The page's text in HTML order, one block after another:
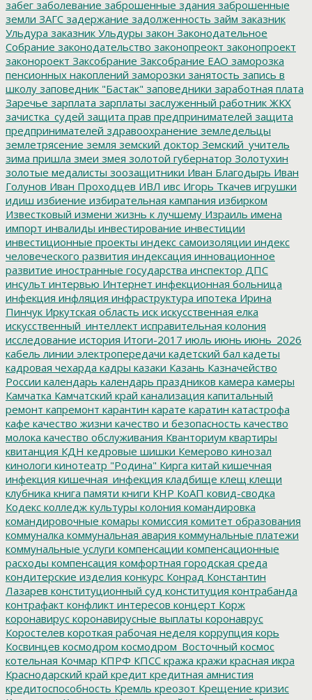
забег заболевание заброшенные здания заброшенные
земли ЗАГС задержание задолженность займ заказник
Ульдура заказник Ульдуры закон Законодательное
Собрание законодательство законопреокт законопроект
законороект Заксобрание Заксобрание ЕАО заморозка
пенсионных накоплений заморозки занятость запись в
школу заповедник "Бастак" заповедники заработная плата
Заречье зарплата зарплаты заслуженный работник ЖКХ
зачистка_судей защита прав предпринимателей защита
предпринимателей здравоохранение земледельцы
землетрясение земля земский доктор Земский_учитель
зима пришла змеи змея золотой губернатор Золотухин
золотые медалисты зоозащитники Иван Благодырь Иван
Голунов Иван Проходцев ИВЛ ивс Игорь Ткачев игрушки
идиш избиение избирательная кампания избирком
Известковый измени жизнь к лучшему Израиль имена
импорт инвалиды инвестирование инвестиции
инвестиционные проекты индекс самоизоляции индекс
человеческого развития индексация инновационное
развитие иностранные государства инспектор ДПС
инсульт интервью Интернет инфекционная больница
инфекция инфляция инфраструктура ипотека Ирина
Пинчук Иркутская область иск искусственная елка
искусственный_интеллект исправительная колония
исследование история Итоги-2017 июль июнь июнь_2026
кабель линии электропередачи кадетский бал кадеты
кадровая чехарда кадры казаки Казань Казначейство
России календарь календарь праздников камера камеры
Камчатка Камчатский край канализация капитальный
ремонт капремонт карантин карате каратин катастрофа
кафе качество жизни качество и безопасность качество
молока качество обслуживания Кванториум квартиры
квитанция КДН кедровые шишки Кемерово кинозал
кинологи кинотеатр "Родина" Кирга китай кишечная
инфекция кишечная_инфекция кладбище клещ клещи
клубника книга памяти книги КНР КоАП ковид-сводка
Кодекс колледж культуры колония командировка
командировочные комары комиссия комитет образования
коммуналка коммунальная авария коммунальные платежи
коммунальные услуги компенсации компенсационные
расходы компенсация комфортная городская среда
кондитерские изделия конкурс Конрад Константин
Лазарев конституционный суд конституция контрабанда
контрафакт конфликт интересов концерт Корж
коронавирус коронавирусные выплаты коронаврус
Коростелев короткая рабочая неделя коррупция корь
Косвинцев космодром космодром_Восточный космос
котельная Кочмар КПРФ КПСС кража кражи красная икра
Краснодарский край кредит кредитная амнистия
кредитоспособность Кремль креозот Крещение кризис